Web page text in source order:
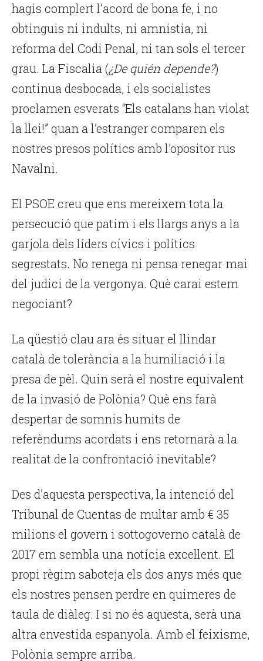
hagis complert l’acord de bona fe, i no
obtinguis ni indults, ni amnistia, ni
reforma del Codi Penal, ni tan sols el tercer
grau. La Fiscalia (¿De quién depende?)
continua desbocada, i els socialistes
proclamen esverats “Els catalans han violat
la llei!” quan a l’estranger comparen els
nostres presos polítics amb l’opositor rus
Navalni.
El PSOE creu que ens mereixem tota la
persecució que patim i els llargs anys a la
garjola dels líders cívics i polítics
segrestats. No renega ni pensa renegar mai
del judici de la vergonya. Què carai estem
negociant?
La qüestió clau ara és situar el llindar
català de tolerància a la humiliació i la
presa de pèl. Quin serà el nostre equivalent
de la invasió de Polònia? Què ens farà
despertar de somnis humits de
referèndums acordats i ens retornarà a la
realitat de la confrontació inevitable?
Des d’aquesta perspectiva, la intenció del
Tribunal de Cuentas de multar amb € 35
milions el govern i sottogoverno català de
2017 em sembla una notícia excel·lent. El
propi règim saboteja els dos anys més que
els nostres pensen perdre en quimeres de
taula de diàleg. I si no és aquesta, serà una
altra envestida espanyola. Amb el feixisme,
Polònia sempre arriba.